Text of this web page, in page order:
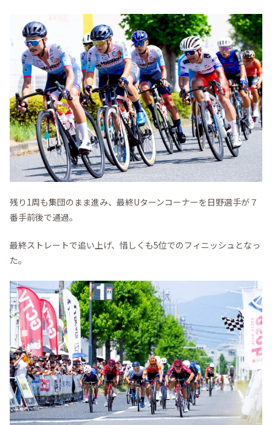
残り1周も集団のまま進み、最終Uターンコーナーを日野選手が７
番手前後で通過。
最終ストレートで追い上げ、惜しくも5位でのフィニッシュとなっ
た。